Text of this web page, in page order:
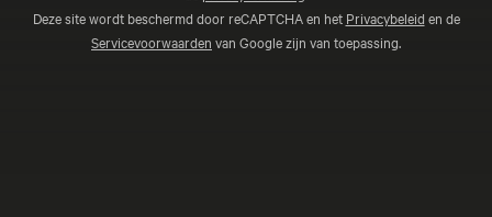
Deze site wordt beschermd door reCAPTCHA en het Privacybeleid en de
Servicevoorwaarden van Google zijn van toepassing.